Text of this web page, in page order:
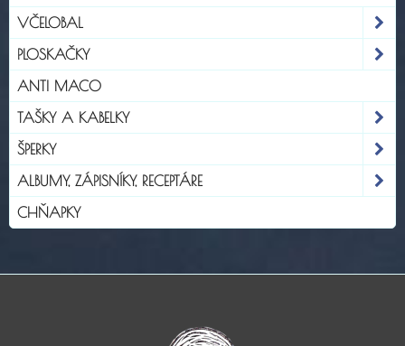
VČELOBAL
PLOSKAČKY
ANTI MACO
TAŠKY A KABELKY
ŠPERKY
ALBUMY, ZÁPISNÍKY, RECEPTÁRE
CHŇAPKY